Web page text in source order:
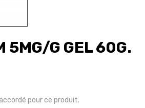
5MG/G GEL 60G.
pour ce produit.